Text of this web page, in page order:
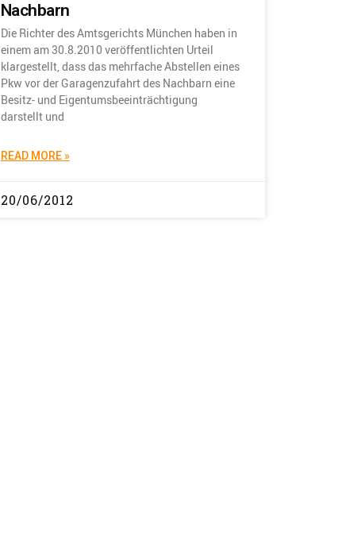
Nachbarn
Die Richter des Amtsgerichts München haben in
einem am 30.8.2010 veröffentlichten Urteil
klargestellt, dass das mehrfache Abstellen eines
Pkw vor der Garagenzufahrt des Nachbarn eine
Besitz- und Eigentumsbeeinträchtigung
darstellt und
READ MORE »
20/06/2012